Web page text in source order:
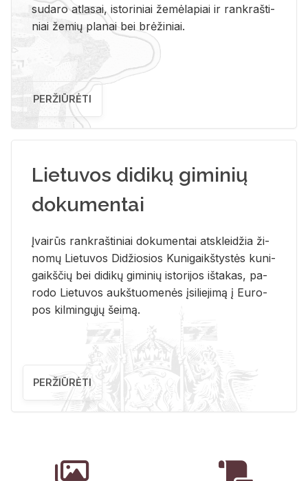
su­da­ro at­la­sai, is­to­ri­niai že­mė­la­piai ir rank­raš­ti­
niai že­mių pla­nai bei brė­ži­niai.
PERŽIŪRĖTI
Lietuvos didikų giminių
dokumentai
Įvai­rūs rank­raš­ti­niai do­ku­men­tai at­sklei­džia ži­
no­mų Lie­tu­vos Di­džio­sios Ku­ni­gaikš­tys­tės ku­ni­
gaikš­čių bei di­di­kų gi­mi­nių is­to­ri­jos iš­ta­kas, pa­
ro­do Lie­tu­vos aukš­tuo­me­nės įsi­lie­ji­mą į Eu­ro­
pos kil­min­gų­jų šei­mą.
PERŽIŪRĖTI